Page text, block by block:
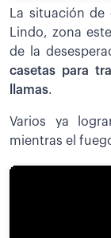
La situación de
Lindo, zona
de la
casetas para
llamas.
Varios ya
mientras el